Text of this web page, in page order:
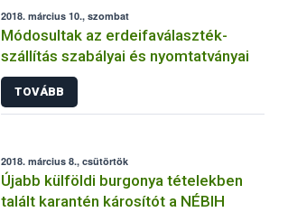
2018. március 10., szombat
Módosultak az erdeifaválaszték-
szállítás szabályai és nyomtatványai
TOVÁBB
2018. március 8., csütörtök
Újabb külföldi burgonya tételekben
talált karantén károsítót a NÉBIH